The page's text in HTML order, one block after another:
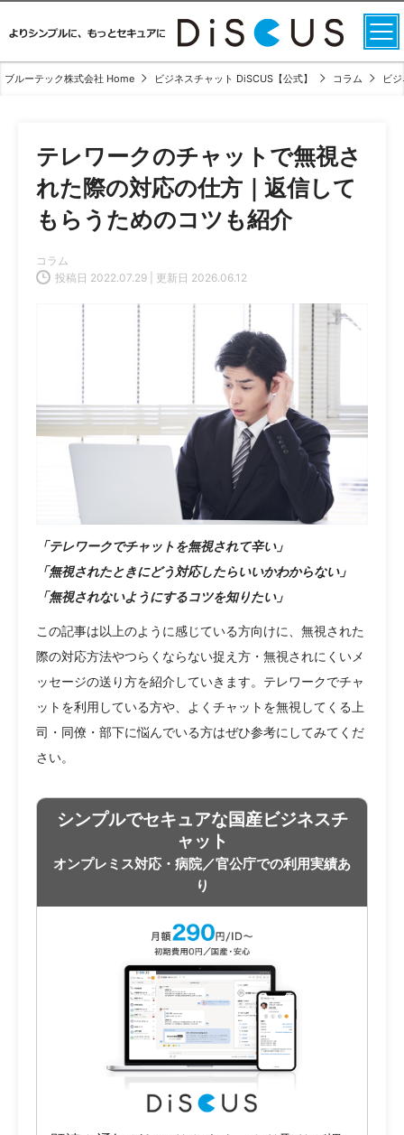
ブルーテック株式会社 Home ビジネスチャット DiSCUS【公式】 コラム ビ
テレワークのチャットで無視さ
れた際の対応の仕方｜返信して
もらうためのコツも紹介
投稿日 2022.07.29 | 更新日 2026.06.12
コラム
「テレワークでチャットを無視されて辛い」
「無視されたときにどう対応したらいいかわからない」
「無視されないようにするコツを知りたい」
この記事は以上のように感じている方向けに、無視された
際の対応方法やつらくならない捉え方・無視されにくいメ
ッセージの送り方を紹介していきます。テレワークでチャ
ットを利用している方や、よくチャットを無視してくる上
司・同僚・部下に悩んでいる方はぜひ参考にしてみてくだ
さい。
シンプルでセキュアな国産ビジネスチ
ャット
オンプレミス対応・病院／官公庁での利用実績あ
り